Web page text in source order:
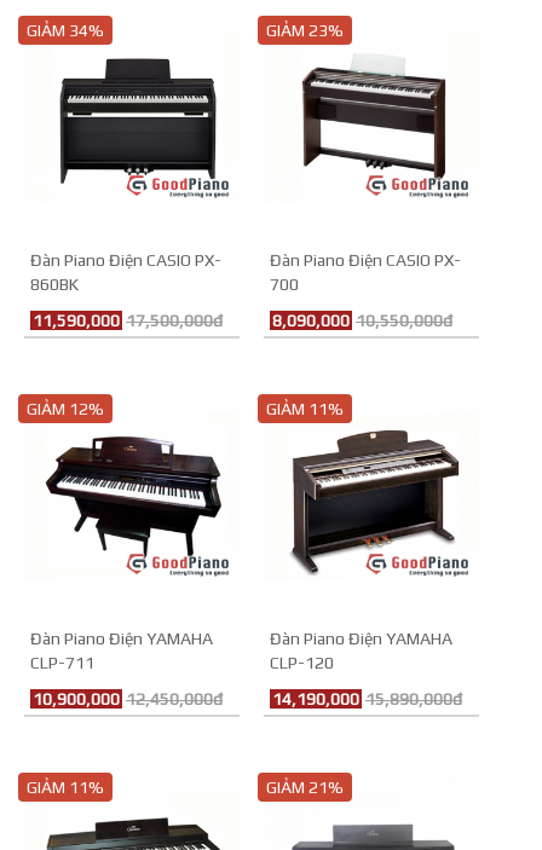
GIẢM 34%
Đàn Piano Điện CASIO PX-
860BK
11,590,000 17,500,000đ
GIẢM 23%
Đàn Piano Điện CASIO PX-
700
8,090,000 10,550,000đ
GIẢM 12%
Đàn Piano Điện YAMAHA
CLP-711
10,900,000 12,450,000đ
GIẢM 11%
Đàn Piano Điện YAMAHA
CLP-120
14,190,000 15,890,000đ
GIẢM 11% GIẢM 21%